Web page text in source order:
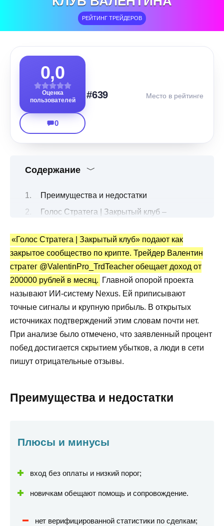
РЕЙТИНГ ТРЕЙДЕРОВ
0,0
Оценка
пользователей
0
#639 Место в рейтинге
Содержание
Преимущества и недостатки
Голос Стратега | Закрытый клуб –
Подробнее о крипто деятельности
Как попасть в клуб? Почему вход
бесплатный?
Статистика и отзывы о Валентине
стратеге ValentinPro_TrdTeacher
Вывод по обзору
«Голос Стратега | Закрытый клуб» подают как
закрытое сообщество по крипте. Трейдер Валентин
стратег @ValentinPro_TrdTeacher обещает доход от
200000 рублей в месяц. Главной опорой проекта
называют ИИ-систему Nexus. Ей приписывают
точные сигналы и крупную прибыль. В открытых
источниках подтверждений этим словам почти нет.
При анализе было отмечено, что заявленный процент
побед достигается скрытием убытков, а люди в сети
пишут отрицательные отзывы.
Преимущества и недостатки
Плюсы и минусы
вход без оплаты и низкий порог;
новичкам обещают помощь и сопровождение.
нет верифицированной статистики по сделкам;